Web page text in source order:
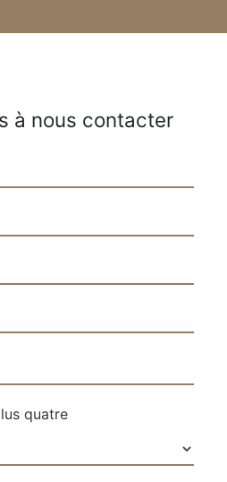
à nous contacter
quatre